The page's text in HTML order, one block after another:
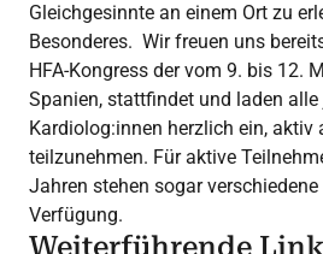
Gleichgesinnte an einem Ort zu
Besonderes. Wir freuen uns
HFA-Kongress der vom 9. bis 12.
Spanien, stattfindet und laden alle
Kardiolog:innen herzlich ein, aktiv
teilzunehmen. Für aktive
Jahren stehen sogar
Verfügung.
Weiterführende